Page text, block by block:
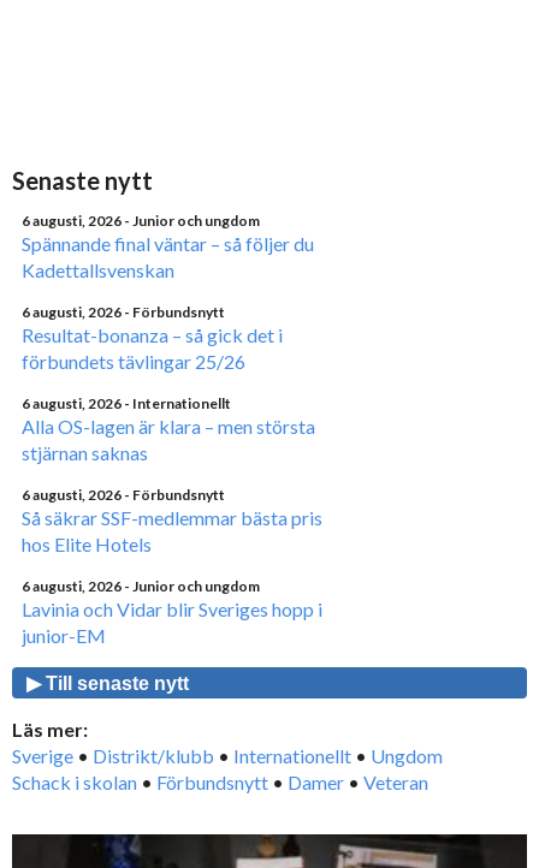
Senaste nytt
6 augusti, 2026 - Junior och ungdom
Spännande final väntar – så följer du
Kadettallsvenskan
6 augusti, 2026 - Förbundsnytt
Resultat-bonanza – så gick det i
förbundets tävlingar 25/26
6 augusti, 2026 - Internationellt
Alla OS-lagen är klara – men största
stjärnan saknas
6 augusti, 2026 - Förbundsnytt
Så säkrar SSF-medlemmar bästa pris
hos Elite Hotels
6 augusti, 2026 - Junior och ungdom
Lavinia och Vidar blir Sveriges hopp i
junior-EM
▶ Till senaste nytt
Läs mer:
Sverige • Distrikt/klubb • Internationellt • Ungdom
Schack i skolan • Förbundsnytt • Damer • Veteran